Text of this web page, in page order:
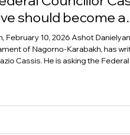
should become a
February 10, 2026 Ashot
of Nagorno-Karabakh, has
Cassis. He is asking the
Parliamentary President
has passed since the